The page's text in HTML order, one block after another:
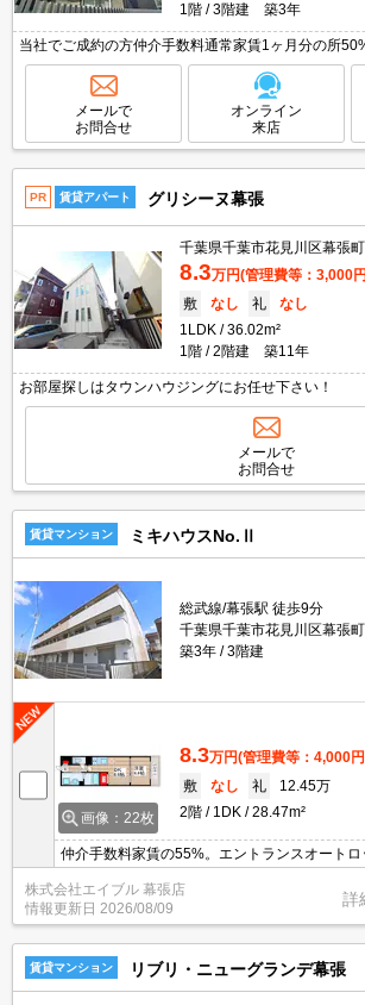
1階
3階建 築3年
当社でご成約の方仲介手数料通常家賃1ヶ月分の所
ガス使用。駅まで徒歩5分圏内!。リブリクラブ加入
円/月)。インターネット無料。
メールで
お問合せ
オンライン
来店
PR 賃貸アパート グリシーヌ幕張
千葉県千葉市花見川区幕張
8.3万円(管理費等：3,000
敷
なし 礼
なし
1LDK
36.02m²
1階
2階建 築11年
お部屋探しはタウンハウジングにお任せ下さい！
メールで
お問合せ
賃貸マンション ミキハウスNo.Ⅱ
総武線/幕張駅 徒歩9分
千葉県千葉市花見川区幕張
築3年
3階建
画像：22枚
8.3万円(管理費等：4,000
敷
なし 礼
12.45万
2階
1DK 28.47m²
仲介手数料家賃の55%。エントランスオート
き。浴室乾燥機付。追い焚き機能付きバス。
インターネット無料。
株式会社エイブル 幕張店
情報更新日 2026/08/09
詳
賃貸マンション リブリ・ニューグランデ幕張